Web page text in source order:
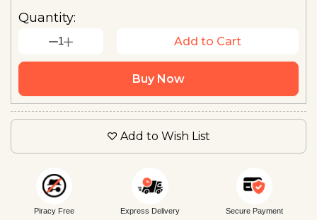
Quantity:
1 Add to Cart
Buy Now
Add to Wish List
Piracy Free Express Delivery Secure Payment